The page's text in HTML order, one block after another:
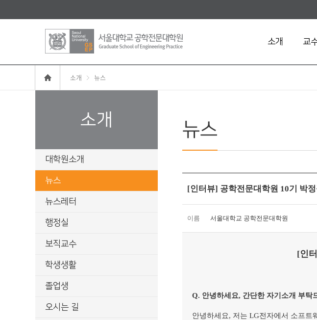
소개 교
소개 뉴스
소개
대학원소개
뉴스
뉴스레터
행정실
보직교수
학생생활
졸업생
오시는 길
뉴스
[인터뷰] 공학전문대학원 10기 박
이름 서울대학교 공학전문대학원
[인
Q. 안녕하세요, 간단한 자기소개 부탁
안녕하세요, 저는 LG전자에서 소프트